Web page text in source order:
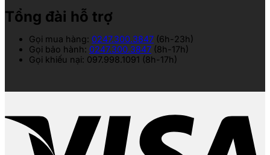
Tổng đài hỗ trợ
Gọi mua hàng: 0247.300.3847 (6h-23h)
Gọi bảo hành: 0247.300.3847 (8h-17h)
Gọi khiếu nại: 097.998.1091 (8h-17h)